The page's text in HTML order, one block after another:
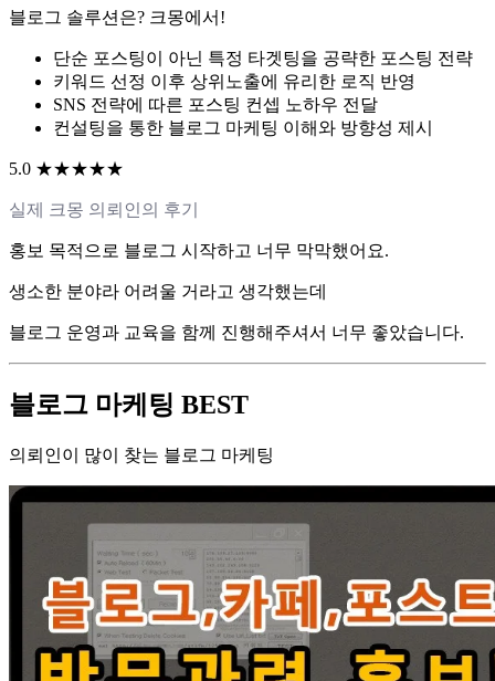
블로그 솔루션은? 크몽에서!
단순 포스팅이 아닌 특정 타겟팅을 공략한 포스팅 전략
키워드 선정 이후 상위노출에 유리한 로직 반영
SNS 전략에 따른 포스팅 컨셉 노하우 전달
컨설팅을 통한 블로그 마케팅 이해와 방향성 제시
5.0 ★★★★★
실제 크몽 의뢰인의 후기
홍보 목적으로 블로그 시작하고 너무 막막했어요.
생소한 분야라 어려울 거라고 생각했는데
블로그 운영과 교육을 함께 진행해주셔서 너무 좋았습니다.
블로그 마케팅 BEST
의뢰인이 많이 찾는 블로그 마케팅